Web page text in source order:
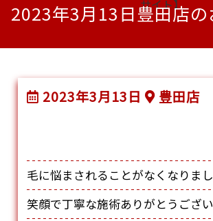
2023年3月13日豊田店
2023年3月13日 豊田店
毛に悩まされることがなくなりま
笑顔で丁寧な施術ありがとうござ